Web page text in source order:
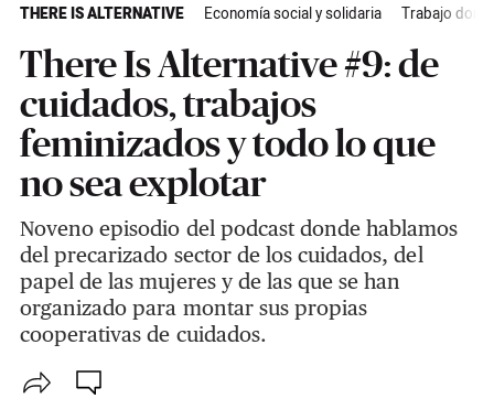
THERE IS ALTERNATIVE Economía social y solidaria Trabajo
There Is Alternative #9: de
cuidados, trabajos
feminizados y todo lo que
no sea explotar
Noveno episodio del podcast donde hablamos
del precarizado sector de los cuidados, del
papel de las mujeres y de las que se han
organizado para montar sus propias
cooperativas de cuidados.